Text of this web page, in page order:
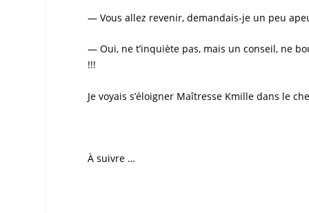
— Vous allez revenir, demandais-je un peu
— Oui, ne t’inquiète pas, mais un conseil, ne
!!!
Je voyais s’éloigner Maîtresse Kmille dans le
À suivre …